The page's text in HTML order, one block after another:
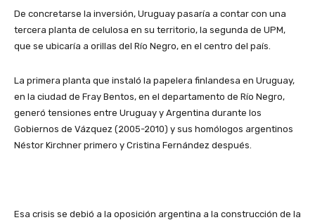
De concretarse la inversión, Uruguay pasaría a contar con una
tercera planta de celulosa en su territorio, la segunda de UPM,
que se ubicaría a orillas del Río Negro, en el centro del país.
La primera planta que instaló la papelera finlandesa en Uruguay,
en la ciudad de Fray Bentos, en el departamento de Río Negro,
generó tensiones entre Uruguay y Argentina durante los
Gobiernos de Vázquez (2005-2010) y sus homólogos argentinos
Néstor Kirchner primero y Cristina Fernández después.
Esa crisis se debió a la oposición argentina a la construcción de la